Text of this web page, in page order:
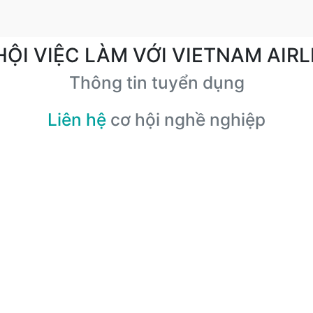
VIỆC LÀM VỚI VIETNAM
Thông tin tuyển dụng
Liên hệ cơ hội nghề nghiệp